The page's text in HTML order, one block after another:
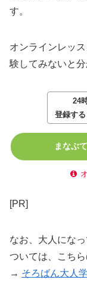
す。
オンラインレッ
験してみないと
24
登録す
まなぶ
[PR]
なお、大人にな
ついては、こち
→ そろばん大人